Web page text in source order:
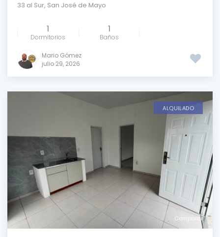
33 al Sur, San José de Mayo
1
Dormitorios
1
Baños
Mario Gómez
julio 29, 2026
Comparar
ALQUILADO